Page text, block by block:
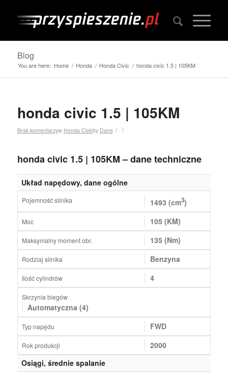
Blog
You are here: Home / Honda / Honda Civic / honda civic 1.5 | 105KM
honda civic 1.5 | 105KM
Brak komentarzy /
w Honda Civic /
by Dane
honda civic 1.5 | 105KM – dane techniczne
Układ napędowy, dane ogólne
Pojemność silnika 1493 (cm3)
Moc 105 (KM)
Maksymalny moment obr. 135 (Nm)
Rodziaj silnika Benzyna
Ilość cylindrów 4
Skrzynia biegów
Automatyczna (4)
Typ napędu FWD
Rok produkcji
2000
Osiągi, średnie spalanie